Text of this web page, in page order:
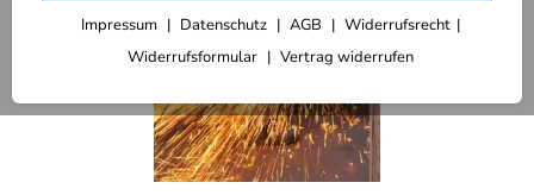
Impressum Datenschutz AGB
Widerrufsrecht
Widerrufsformular
Vertrag widerrufen